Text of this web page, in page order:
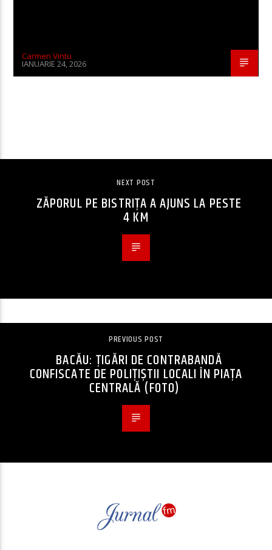
Carmen Vintu
IANUARIE 24, 2026
NEXT POST
ZĂPORUL PE BISTRIȚA A AJUNS LA PESTE
4 KM
PREVIOUS POST
BACĂU: ȚIGĂRI DE CONTRABANDĂ
CONFISCATE DE POLIȚIȘTII LOCALI ÎN PIAȚA
CENTRALĂ (FOTO)